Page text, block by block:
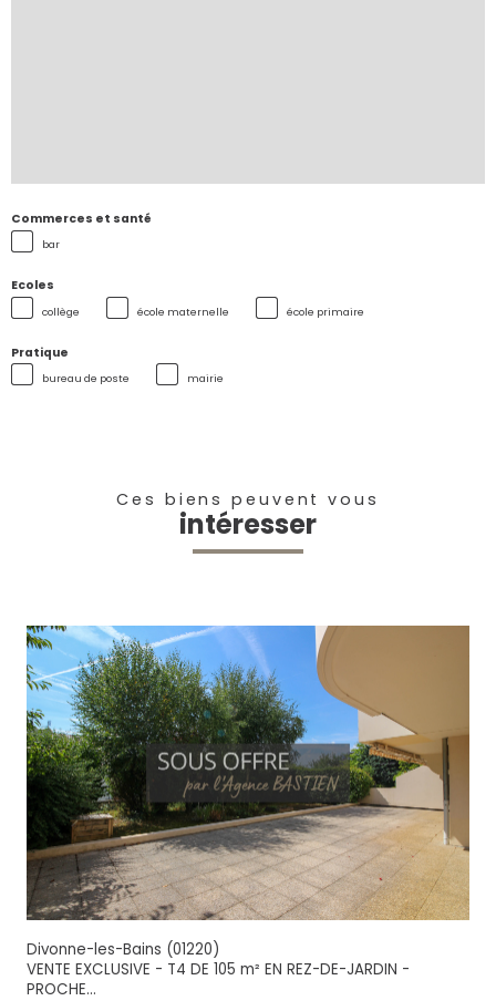
Commerces et santé
bar
Ecoles
collège école maternelle école primaire
Pratique
bureau de poste mairie
Ces biens peuvent vous
intéresser
voir le bien
Divonne-les-Bains (01220)
VENTE EXCLUSIVE - T4 DE 105 m² EN REZ-DE-JARDIN -
PROCHE...